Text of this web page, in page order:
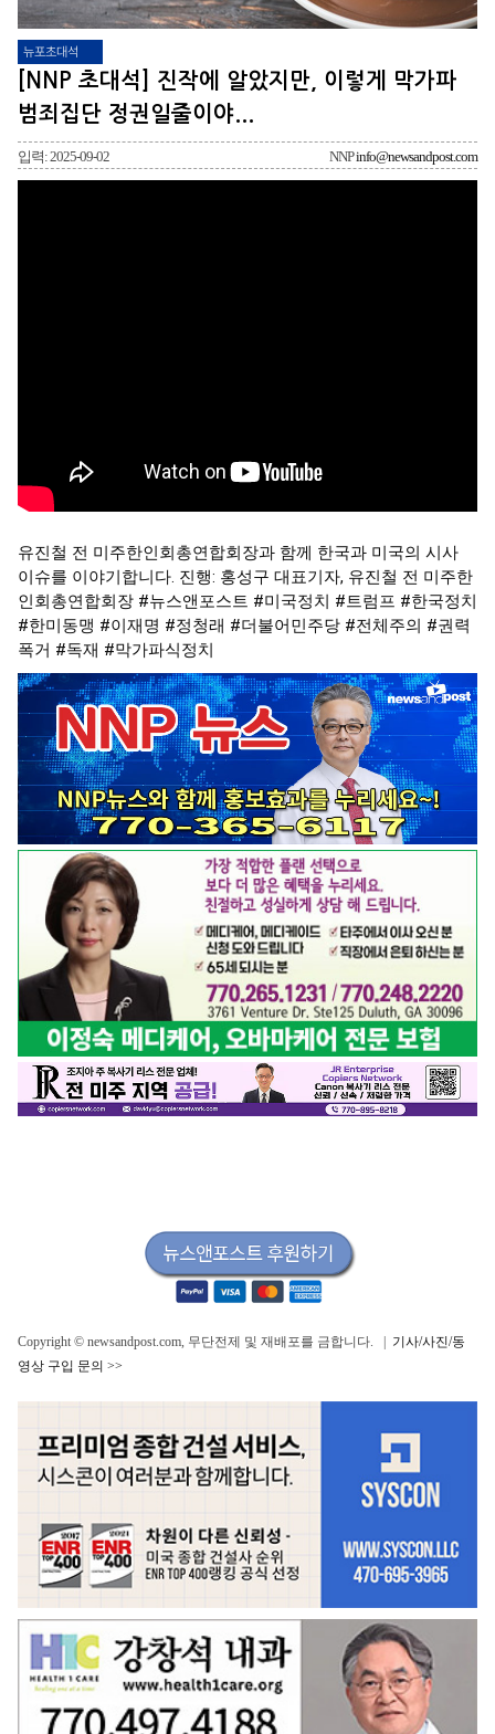
뉴포초대석
[NNP 초대석] 진작에 알았지만, 이렇게 막가파
범죄집단 정권일줄이야...
입력: 2025-09-02 NNPinfo@newsandpost.com
유진철 전 미주한인회총연합회장과 함께 한국과 미국의 시사
이슈를 이야기합니다. 진행: 홍성구 대표기자, 유진철 전 미주한
인회총연합회장 #뉴스앤포스트 #미국정치 #트럼프 #한국정치
#한미동맹 #이재명 #정청래 #더불어민주당 #전체주의 #권력
폭거 #독재 #막가파식정치
Copyright © newsandpost.com, 무단전제 및 재배포를 금합니다. | 기사/사진/동
영상 구입 문의 >>